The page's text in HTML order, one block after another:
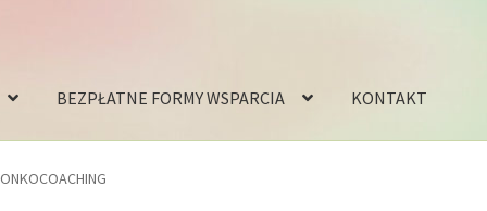
BEZPŁATNE FORMY WSPARCIA KONTAKT